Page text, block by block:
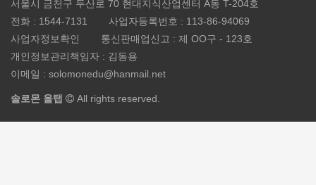
서울시 금천구 두산로 70 현대지식산업센터 A동 T-204호
전화 : 1544-7131 사업자등록번호 : 113-86-94069
사업자정보확인
통신판매업신고 : 제 OO구 - 123호
개인정보관리책임자 : 김동용
이메일 : solomonedu@hanmail.net
솔로몬 올탭 All rights reserved.